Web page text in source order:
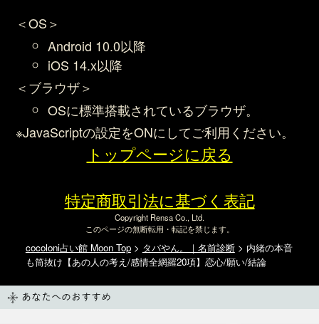
＜OS＞
Android 10.0以降
iOS 14.x以降
＜ブラウザ＞
OSに標準搭載されているブラウザ。
※JavaScriptの設定をONにしてご利用ください。
トップページに戻る
特定商取引法に基づく表記
Copyright Rensa Co., Ltd.
このページの無断転用・転記を禁じます。
cocoloni占い館 Moon Top> タバやん。｜名前診断> 内緒の本音
も筒抜け【あの人の考え/感情全網羅20項】恋心/願い/結論
あなたへのおすすめ